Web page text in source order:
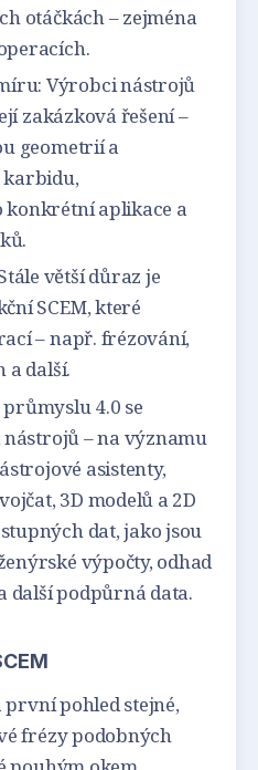
otáčkách – zejména
Výrobci nástrojů
zakázková řešení –
geometrií a
aplikace a
větší důraz je
SCEM, které
– např. frézování,
a další.
4.0 se
– na významu
asistenty,
3D modelů a 2D
dat, jako jsou
výpočty, odhad
další podpůrná data.
první pohled stejné,
frézy podobných